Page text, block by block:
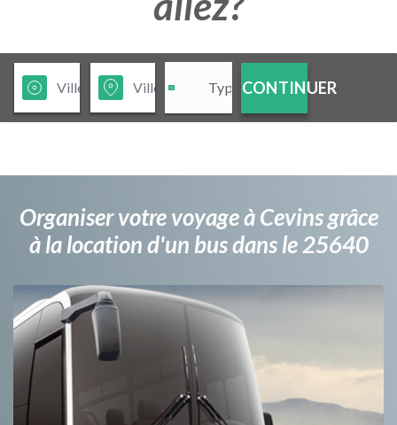
CONTINUER
Organiser votre voyage à Cevins grâce
à la location d'un bus dans le 25640